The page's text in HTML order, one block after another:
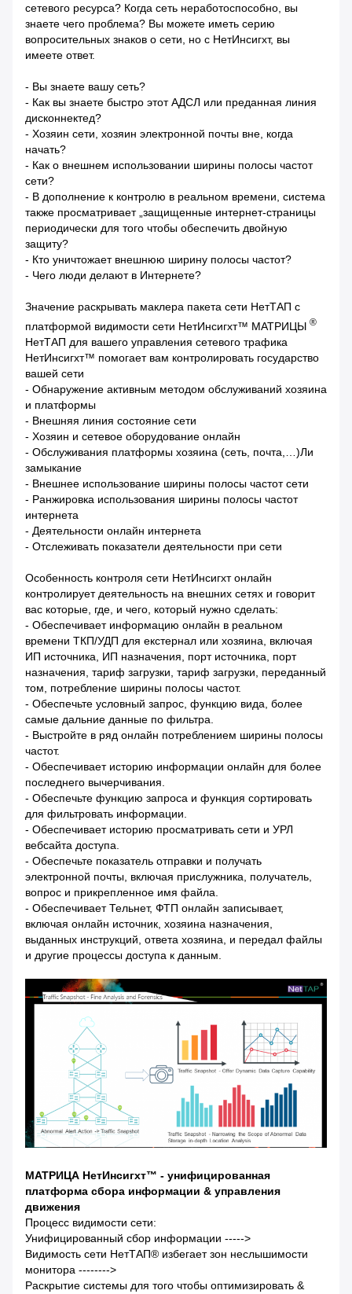
сетевого ресурса? Когда сеть неработоспособно, вы
знаете чего проблема? Вы можете иметь серию
вопросительных знаков о сети, но с НетИнсигхт, вы
имеете ответ.
- Вы знаете вашу сеть?
- Как вы знаете быстро этот АДСЛ или преданная линия
дисконнектед?
- Хозяин сети, хозяин электронной почты вне, когда
начать?
- Как о внешнем использовании ширины полосы частот
сети?
- В дополнение к контролю в реальном времени, система
также просматривает „защищенные интернет-страницы
периодически для того чтобы обеспечить двойную
защиту?
- Кто уничтожает внешнюю ширину полосы частот?
- Чего люди делают в Интернете?
Значение раскрывать маклера пакета сети НетТАП с
платформой видимости сети НетИнсигхт™ МАТРИЦЫ ®
НетТАП для вашего управления сетевого трафика
НетИнсигхт™ помогает вам контролировать государство
вашей сети
- Обнаружение активным методом обслуживаний хозяина
и платформы
- Внешняя линия состояние сети
- Хозяин и сетевое оборудование онлайн
- Обслуживания платформы хозяина (сеть, почта,…)Ли
замыкание
- Внешнее использование ширины полосы частот сети
- Ранжировка использования ширины полосы частот
интернета
- Деятельности онлайн интернета
- Отслеживать показатели деятельности при сети
Особенность контроля сети НетИнсигхт онлайн
контролирует деятельность на внешних сетях и говорит
вас которые, где, и чего, который нужно сделать:
- Обеспечивает информацию онлайн в реальном
времени ТКП/УДП для екстернал или хозяина, включая
ИП источника, ИП назначения, порт источника, порт
назначения, тариф загрузки, тариф загрузки, переданный
том, потребление ширины полосы частот.
- Обеспечьте условный запрос, функцию вида, более
самые дальние данные по фильтра.
- Выстройте в ряд онлайн потреблением ширины полосы
частот.
- Обеспечивает историю информации онлайн для более
последнего вычерчивания.
- Обеспечьте функцию запроса и функция сортировать
для фильтровать информации.
- Обеспечивает историю просматривать сети и УРЛ
вебсайта доступа.
- Обеспечьте показатель отправки и получать
электронной почты, включая прислужника, получатель,
вопрос и прикрепленное имя файла.
- Обеспечивает Тельнет, ФТП онлайн записывает,
включая онлайн источник, хозяина назначения,
выданных инструкций, ответа хозяина, и передал файлы
и другие процессы доступа к данным.
МАТРИЦА НетИнсигхт™ - унифицированная
платформа сбора информации & управления
движения
Процесс видимости сети:
Унифицированный сбор информации ----->
Видимость сети НетТАП® избегает зон неслышимости
монитора -------->
Раскрытие системы для того чтобы оптимизировать &